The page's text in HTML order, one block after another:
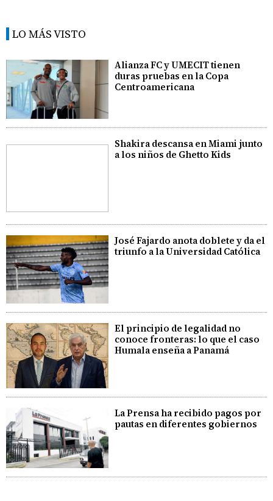
LO MÁS VISTO
Alianza FC y UMECIT tienen
duras pruebas en la Copa
Centroamericana
Shakira descansa en Miami junto
a los niños de Ghetto Kids
José Fajardo anota doblete y da el
triunfo a la Universidad Católica
El principio de legalidad no
conoce fronteras: lo que el caso
Humala enseña a Panamá
La Prensa ha recibido pagos por
pautas en diferentes gobiernos